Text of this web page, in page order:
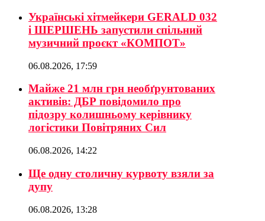
Українські хітмейкери GERALD 032
і ШЕРШЕНЬ запустили спільний
музичний проєкт «КОМПОТ»
06.08.2026, 17:59
Майже 21 млн грн необґрунтованих
активів: ДБР повідомило про
підозру колишньому керівнику
логістики Повітряних Сил
06.08.2026, 14:22
Ще одну столичну курвоту взяли за
дупу
06.08.2026, 13:28